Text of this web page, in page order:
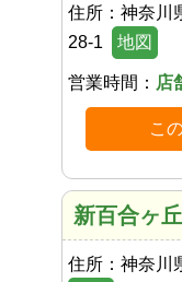
住所： 神奈川
28-1
地図
営業時間： 店
こ
新百合ヶ
住所： 神奈川